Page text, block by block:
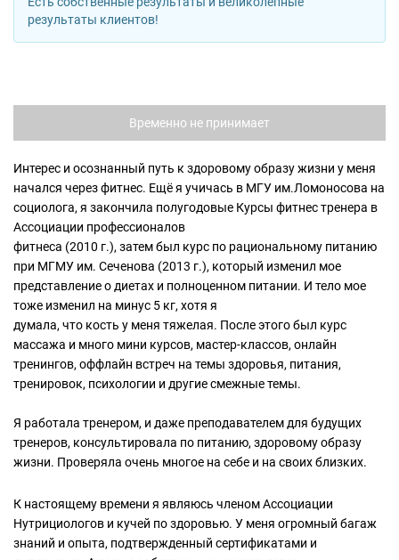
результаты клиентов!
Временно не принимает
Интерес и осознанный путь к здоровому образу жизни у меня
начался через фитнес. Ещё я учичась в МГУ им.Ломоносова на
социолога, я закончила полугодовые Курсы фитнес тренера в
Ассоциации профессионалов
фитнеса (2010 г.), затем был курс по рациональному питанию
при МГМУ им. Сеченова (2013 г.), который изменил мое
представление о диетах и полноценном питании. И тело мое
тоже изменил на минус 5 кг, хотя я
думала, что кость у меня тяжелая. После этого был курс
массажа и много мини курсов, мастер-классов, онлайн
тренингов, оффлайн встреч на темы здоровья, питания,
тренировок, психологии и другие смежные темы.
Я работала тренером, и даже преподавателем для будущих
тренеров, консультировала по питанию, здоровому образу
жизни. Проверяла очень многое на себе и на своих близких.
К настоящему времени я являюсь членом Ассоциации
Нутрициологов и кучей по здоровью. У меня огромный багаж
знаний и опыта, подтвержденный сертификатами и